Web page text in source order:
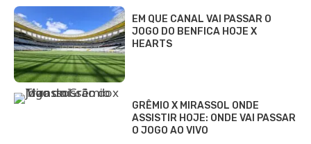
EM QUE CANAL VAI PASSAR O
JOGO DO BENFICA HOJE X
HEARTS
GRÊMIO X MIRASSOL ONDE
ASSISTIR HOJE: ONDE VAI PASSAR
O JOGO AO VIVO